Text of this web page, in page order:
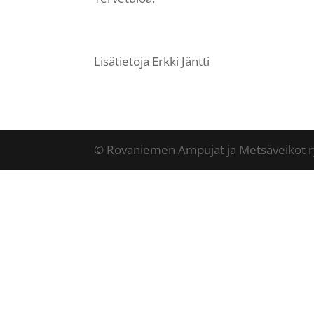
Lisätietoja Erkki Jäntti
© Rovaniemen Ampujat ja Metsäveikot